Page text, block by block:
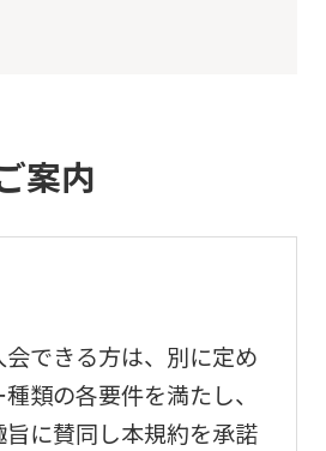
案内
できる方は、別に定め
類の各要件を満たし、
に賛同し本規約を承諾